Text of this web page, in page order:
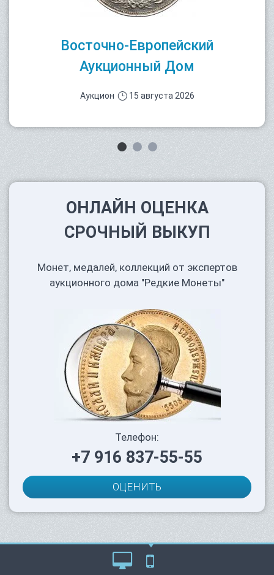
Восточно-Европейский
Аукционный Дом
Аукцион 15 августа 2026
ОНЛАЙН ОЦЕНКА
СРОЧНЫЙ ВЫКУП
Монет, медалей, коллекций от экспертов
аукционного дома "Редкие Монеты"
Телефон:
+7 916 837-55-55
ОЦЕНИТЬ